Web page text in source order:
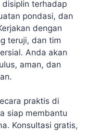
terhadap
pondasi, dan
dengan
teruji, dan tim
Anda akan
aman, dan
praktis di
siap membantu
Konsultasi gratis,